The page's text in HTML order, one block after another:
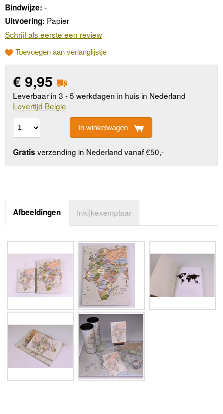
Bindwijze: -
Uitvoering: Papier
Schrijf als eerste een review
Toevoegen aan verlanglijstje
€9,95
Leverbaar in 3 - 5 werkdagen in huis in Nederland
Levertijd Belgie
In winkelwagen
Gratis verzending in Nederland vanaf €50,-
Afbeeldingen Inkijkexemplaar